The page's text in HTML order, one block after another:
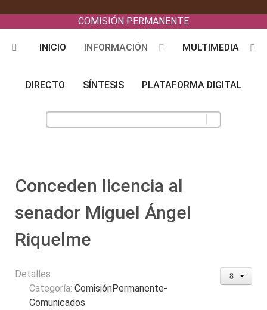
COMISIÓN PERMANENTE
INICIO INFORMACIÓN MULTIMEDIA
DIRECTO SÍNTESIS PLATAFORMA DIGITAL
Conceden licencia al
senador Miguel Ángel
Riquelme
Detalles
Categoría: ComisiónPermanente-
Comunicados